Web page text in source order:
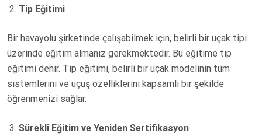
Tip Eğitimi
Bir havayolu şirketinde çalışabilmek için, belirli bir uçak tipi
üzerinde eğitim almanız gerekmektedir. Bu eğitime tip
eğitimi denir. Tip eğitimi, belirli bir uçak modelinin tüm
sistemlerini ve uçuş özelliklerini kapsamlı bir şekilde
öğrenmenizi sağlar.
Sürekli Eğitim ve Yeniden Sertifikasyon